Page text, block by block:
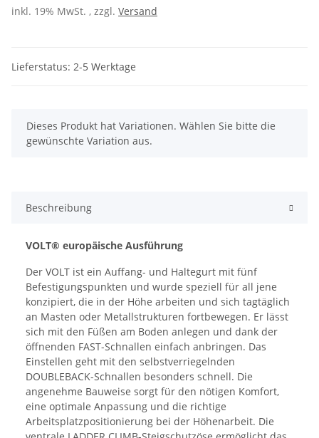
inkl. 19% MwSt. , zzgl. Versand
Lieferstatus: 2-5 Werktage
x
Dieses Produkt hat Variationen. Wählen Sie bitte die
gewünschte Variation aus.
Beschreibung
VOLT® europäische Ausführung
Der VOLT ist ein Auffang- und Haltegurt mit fünf
Befestigungspunkten und wurde speziell für all jene
konzipiert, die in der Höhe arbeiten und sich tagtäglich
an Masten oder Metallstrukturen fortbewegen. Er lässt
sich mit den Füßen am Boden anlegen und dank der
öffnenden FAST-Schnallen einfach anbringen. Das
Einstellen geht mit den selbstverriegelnden
DOUBLEBACK-Schnallen besonders schnell. Die
angenehme Bauweise sorgt für den nötigen Komfort,
eine optimale Anpassung und die richtige
Arbeitsplatzpositionierung bei der Höhenarbeit. Die